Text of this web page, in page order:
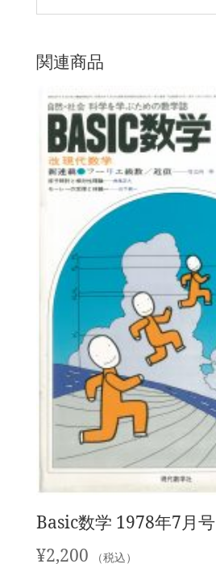
関連商品
Basic数学 1978年7月号
¥2,200 （税込）